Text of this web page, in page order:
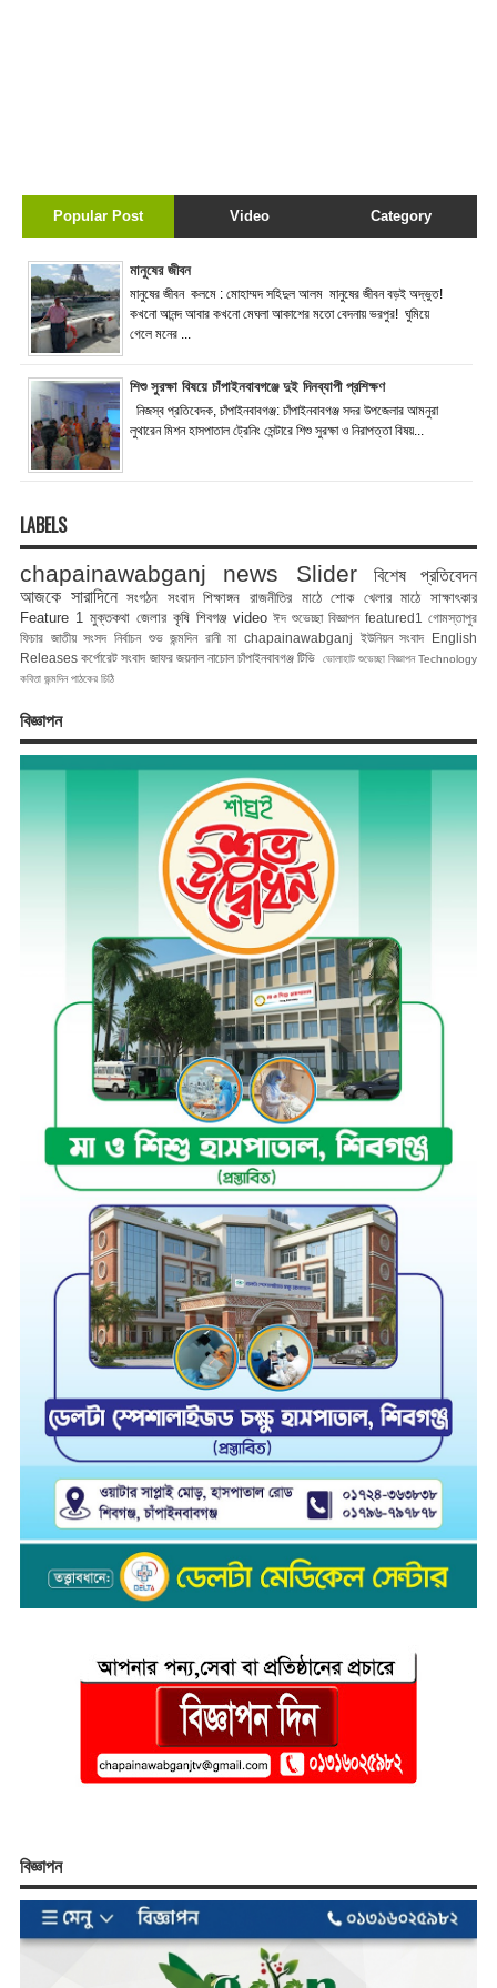
Popular Post Video Category
মানুষের জীবন
মানুষের জীবন কলমে : মোহাম্মদ সহিদুল আলম মানুষের জীবন বড়ই অদ্ভুত!
কখনো আনন্দ আবার কখনো মেঘলা আকাশের মতো বেদনায় ভরপুর! ঘুমিয়ে
গেলে মনের ...
শিশু সুরক্ষা বিষয়ে চাঁপাইনবাবগঞ্জে দুই দিনব্যাপী প্রশিক্ষণ
নিজস্ব প্রতিবেদক, চাঁপাইনবাবগঞ্জ: চাঁপাইনবাবগঞ্জ সদর উপজেলার আমনুরা
লুথারেন মিশন হাসপাতাল ট্রেনিং সেন্টারে শিশু সুরক্ষা ও নিরাপত্তা বিষয়...
LABELS
chapainawabganj news Slider
বিশেষ প্রতিবেদন
আজকে সারাদিনে সংগঠন সংবাদ শিক্ষাঙ্গন রাজনীতির মাঠে শোক খেলার মাঠে
সাক্ষাৎকার
Feature 1 মুক্তকথা জেলার কৃষি শিবগঞ্জ video ঈদ শুভেচ্ছা বিজ্ঞাপন featured1
গোমস্তাপুর
ফিচার জাতীয় সংসদ নির্বাচন শুভ জন্মদিন রানী মা chapainawabganj ইউনিয়ন সংবাদ
English
Releases কর্পোরেট সংবাদ জাফর জয়নাল নাচোল চাঁপাইনবাবগঞ্জ টিভি ভোলাহাট শুভেচ্ছা বিজ্ঞাপন Technology
কবিতা জন্মদিন পাঠকের চিঠি
বিজ্ঞাপন
বিজ্ঞাপন